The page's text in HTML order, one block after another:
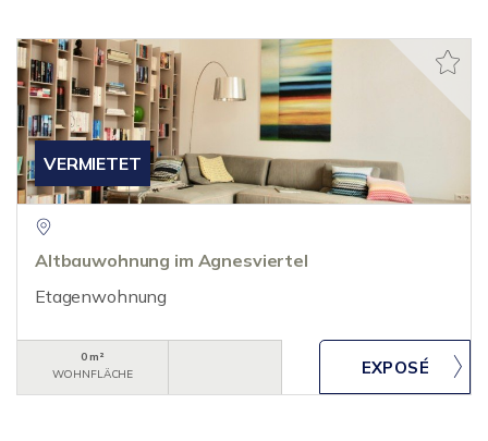
VERMIETET
Altbauwohnung im Agnesviertel
Etagenwohnung
0 m²
WOHNFLÄCHE